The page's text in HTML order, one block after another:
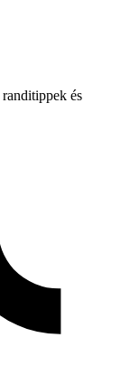
és